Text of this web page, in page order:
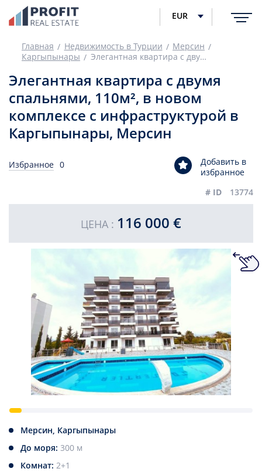
EUR
Главная Недвижимость в Турции
Мерсин
Каргыпынары
Элегантная квартира с двумя спальнями, 110м², в новом комплексе с инфраструктурой в Каргыпынары, Мерсин
Элегантная квартира с двумя
спальнями, 110м², в новом
комплексе с инфраструктурой в
Каргыпынары, Мерсин
Избранное 0
Добавить в
избранное
# ID
13774
ЦЕНА : 116 000 €
Мерсин, Каргыпынары
До моря: 300 м
Комнат: 2+1